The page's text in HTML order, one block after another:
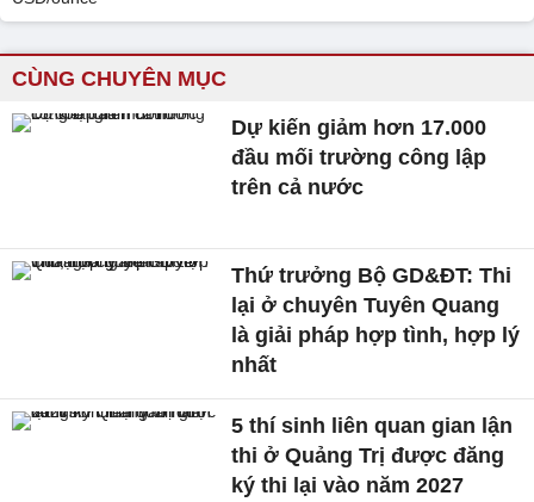
CÙNG CHUYÊN MỤC
Dự kiến giảm hơn 17.000
đầu mối trường công lập
trên cả nước
Thứ trưởng Bộ GD&ĐT: Thi
lại ở chuyên Tuyên Quang
là giải pháp hợp tình, hợp lý
nhất
5 thí sinh liên quan gian lận
thi ở Quảng Trị được đăng
ký thi lại vào năm 2027